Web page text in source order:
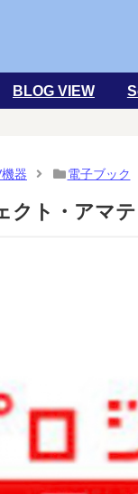
BLOG VIEW
器 電子ブック
クト・アマ